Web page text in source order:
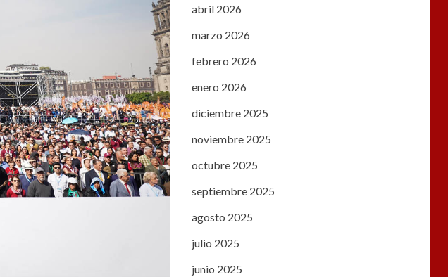
abril 2026
marzo 2026
febrero 2026
enero 2026
diciembre 2025
noviembre 2025
octubre 2025
septiembre 2025
agosto 2025
julio 2025
junio 2025